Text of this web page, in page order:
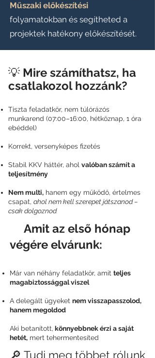
Műszaki előkészítési
folyamatokban és segítheted a
projektek hatékony előkészítését.
💡 Mire számíthatsz, ha
csatlakozol hozzánk?
Tiszta feladatkör, nem túlórázós
munkarend (07:00–16:00, hétköznap, 1 óra
ebéddel)
Korrekt, versenyképes fizetés
Stabil KKV háttér, ahol valóban számít a
teljesítmény
Nem multi, hanem egy működő, értelmes
csapat, ahol nem kell szerepet játszanod –
csak dolgoznod
Amit az első hónap
végére elvárunk:
Már van néhány feladatkör, amit teljes
magabiztossággal viszel
A delegált ügyeket nem visszapasszolod,
hanem megoldod
Aki betanított, könnyebbnek érzi a saját
hetét, mert tehermentesíted
🔎 Tudj meg többet rólunk